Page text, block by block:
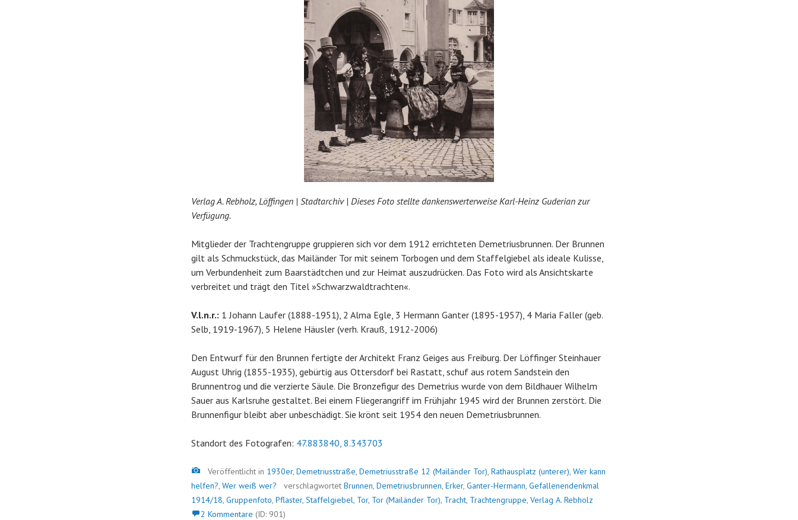
Verlag A. Rebholz, Löffingen | Stadtarchiv| Dieses Foto stellte dankenswerterweise Karl-Heinz Guderian zur
Verfügung.
Mitglieder der Trachtengruppe gruppieren sich vor dem 1912 errichteten Demetriusbrunnen. Der Brunnen
gilt als Schmuckstück, das Mailänder Tor mit seinem Torbogen und dem Staffelgiebel als ideale Kulisse,
um Verbundenheit zum Baarstädtchen und zur Heimat auszudrücken. Das Foto wird als Ansichtskarte
verbreitet und trägt den Titel »Schwarzwaldtrachten«.
V.l.n.r.: 1 Johann Laufer (1888-1951), 2 Alma Egle, 3 Hermann Ganter (1895-1957), 4 Maria Faller (geb.
Selb, 1919-1967), 5 Helene Häusler (verh. Krauß, 1912-2006)
Den Entwurf für den Brunnen fertigte der Architekt Franz Geiges aus Freiburg. Der Löffinger Steinhauer
August Uhrig (1855-1935), gebürtig aus Ottersdorf bei Rastatt, schuf aus rotem Sandstein den
Brunnentrog und die verzierte Säule. Die Bronzefigur des Demetrius wurde von dem Bildhauer Wilhelm
Sauer aus Karlsruhe gestaltet. Bei einem Fliegerangriff im Frühjahr 1945 wird der Brunnen zerstört. Die
Brunnenfigur bleibt aber unbeschädigt. Sie krönt seit 1954 den neuen Demetriusbrunnen.
Standort des Fotografen: 47.883840, 8.343703
Bild
Veröffentlicht in 1930er, Demetriusstraße, Demetriusstraße 12 (Mailänder Tor), Rathausplatz (unterer), Wer kann
helfen?, Wer weiß wer? verschlagwortet Brunnen, Demetriusbrunnen, Erker, Ganter-Hermann, Gefallenendenkmal
1914/18, Gruppenfoto, Pflaster, Staffelgiebel, Tor, Tor (Mailänder Tor), Tracht, Trachtengruppe, Verlag A. Rebholz
2 Kommentare (ID: 901)